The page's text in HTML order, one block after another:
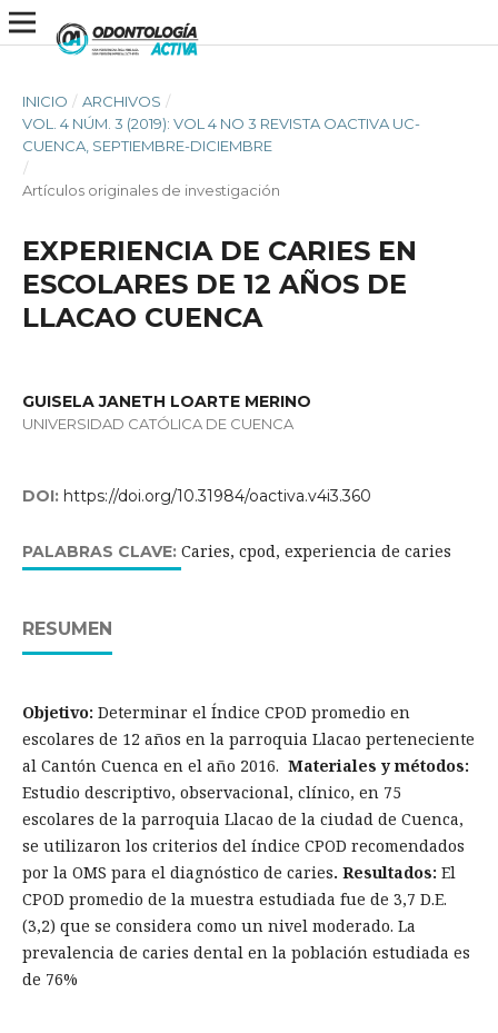
INICIO / ARCHIVOS /
VOL. 4 NÚM. 3 (2019): VOL 4 NO 3 REVISTA OACTIVA UC-
CUENCA, SEPTIEMBRE-DICIEMBRE
/
Artículos originales de investigación
EXPERIENCIA DE CARIES EN
ESCOLARES DE 12 AÑOS DE
LLACAO CUENCA
GUISELA JANETH LOARTE MERINO
UNIVERSIDAD CATÓLICA DE CUENCA
DOI: https://doi.org/10.31984/oactiva.v4i3.360
PALABRAS CLAVE: Caries, cpod, experiencia de caries
RESUMEN
Objetivo: Determinar el Índice CPOD promedio en
escolares de 12 años en la parroquia Llacao perteneciente
al Cantón Cuenca en el año 2016. Materiales y métodos:
Estudio descriptivo, observacional, clínico, en 75
escolares de la parroquia Llacao de la ciudad de Cuenca,
se utilizaron los criterios del índice CPOD recomendados
por la OMS para el diagnóstico de caries. Resultados: El
CPOD promedio de la muestra estudiada fue de 3,7 D.E.
(3,2) que se considera como un nivel moderado. La
prevalencia de caries dental en la población estudiada es
de 76%